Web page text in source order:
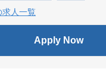
求人一覧
Apply Now